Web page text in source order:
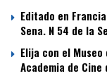
Editado en
Sena. N 54 de la
Elija con el
Academia de Cine